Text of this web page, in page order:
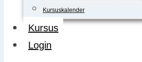
Kursuskalender
Kursus
Login